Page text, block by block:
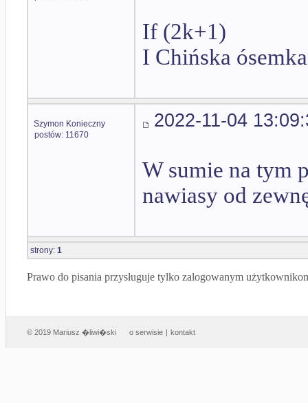
If (2k+1)
I Chińska ósemka
Szymon Konieczny
postów: 11670
2022-11-04
W sumie na tym
nawiasy od
strony: 1
Prawo do pisania przysługuje tylko zalogowanym
© 2019 Mariusz �liwi�ski o serwisie | kontakt